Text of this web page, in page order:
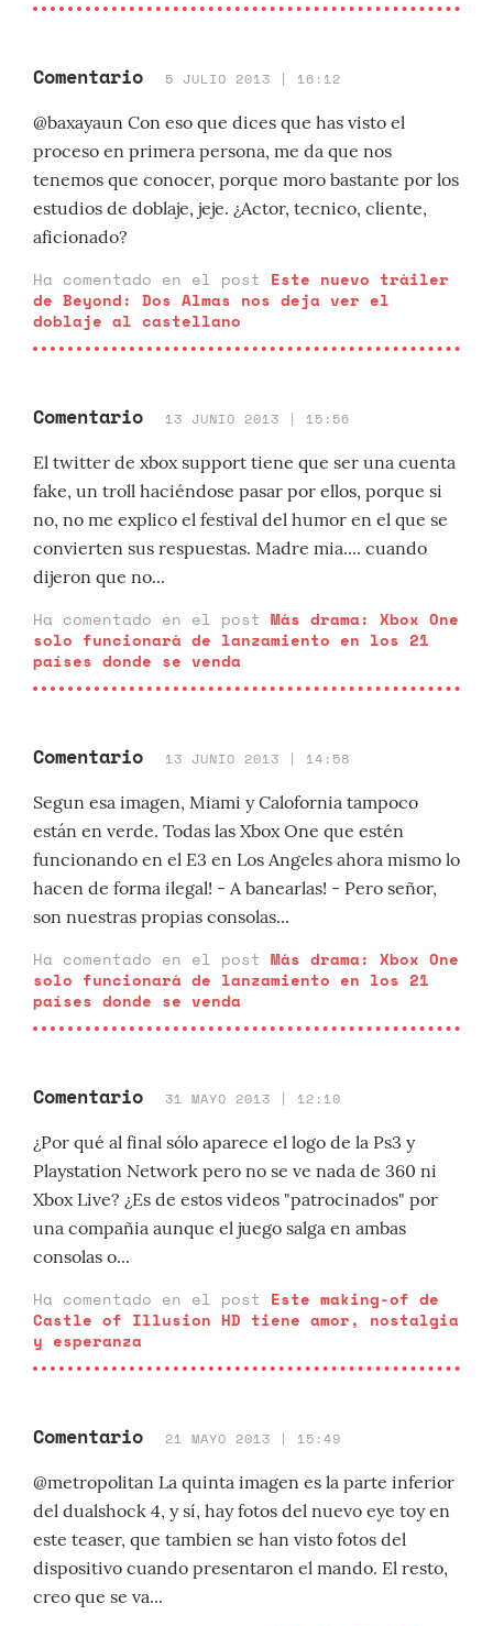
Comentario 5 JULIO 2013 | 16:12
@baxayaun Con eso que dices que has visto el
proceso en primera persona, me da que nos
tenemos que conocer, porque moro bastante por los
estudios de doblaje, jeje. ¿Actor, tecnico, cliente,
aficionado?
Ha comentado en el post Este nuevo tráiler
de Beyond: Dos Almas nos deja ver el
doblaje al castellano
Comentario 13 JUNIO 2013 | 15:56
El twitter de xbox support tiene que ser una cuenta
fake, un troll haciéndose pasar por ellos, porque si
no, no me explico el festival del humor en el que se
convierten sus respuestas. Madre mia.... cuando
dijeron que no...
Ha comentado en el post Más drama: Xbox One
solo funcionará de lanzamiento en los 21
países donde se venda
Comentario 13 JUNIO 2013 | 14:58
Segun esa imagen, Miami y Calofornia tampoco
están en verde. Todas las Xbox One que estén
funcionando en el E3 en Los Angeles ahora mismo lo
hacen de forma ilegal! - A banearlas! - Pero señor,
son nuestras propias consolas...
Ha comentado en el post Más drama: Xbox One
solo funcionará de lanzamiento en los 21
países donde se venda
Comentario 31 MAYO 2013 | 12:10
¿Por qué al final sólo aparece el logo de la Ps3 y
Playstation Network pero no se ve nada de 360 ni
Xbox Live? ¿Es de estos videos "patrocinados" por
una compañia aunque el juego salga en ambas
consolas o...
Ha comentado en el post Este making-of de
Castle of Illusion HD tiene amor, nostalgia
y esperanza
Comentario 21 MAYO 2013 | 15:49
@metropolitan La quinta imagen es la parte inferior
del dualshock 4, y sí, hay fotos del nuevo eye toy en
este teaser, que tambien se han visto fotos del
dispositivo cuando presentaron el mando. El resto,
creo que se va...